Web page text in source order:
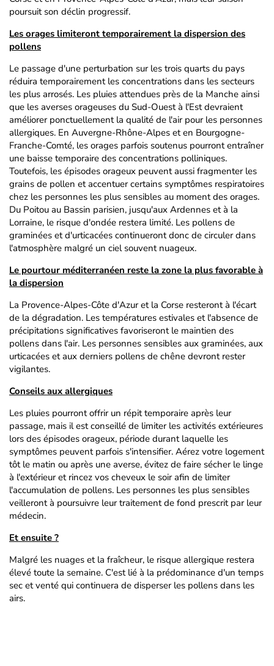
poursuit son déclin progressif.
Les orages limiteront temporairement la dispersion des
pollens
Le passage d'une perturbation sur les trois quarts du pays
réduira temporairement les concentrations dans les secteurs
les plus arrosés. Les pluies attendues près de la Manche ainsi
que les averses orageuses du Sud-Ouest à l'Est devraient
améliorer ponctuellement la qualité de l'air pour les personnes
allergiques. En Auvergne-Rhône-Alpes et en Bourgogne-
Franche-Comté, les orages parfois soutenus pourront entraîner
une baisse temporaire des concentrations polliniques.
Toutefois, les épisodes orageux peuvent aussi fragmenter les
grains de pollen et accentuer certains symptômes respiratoires
chez les personnes les plus sensibles au moment des orages.
Du Poitou au Bassin parisien, jusqu'aux Ardennes et à la
Lorraine, le risque d'ondée restera limité. Les pollens de
graminées et d'urticacées continueront donc de circuler dans
l'atmosphère malgré un ciel souvent nuageux.
Le pourtour méditerranéen reste la zone la plus favorable à
la dispersion
La Provence-Alpes-Côte d'Azur et la Corse resteront à l'écart
de la dégradation. Les températures estivales et l'absence de
précipitations significatives favoriseront le maintien des
pollens dans l'air. Les personnes sensibles aux graminées, aux
urticacées et aux derniers pollens de chêne devront rester
vigilantes.
Conseils aux allergiques
Les pluies pourront offrir un répit temporaire après leur
passage, mais il est conseillé de limiter les activités extérieures
lors des épisodes orageux, période durant laquelle les
symptômes peuvent parfois s'intensifier. Aérez votre logement
tôt le matin ou après une averse, évitez de faire sécher le linge
à l'extérieur et rincez vos cheveux le soir afin de limiter
l'accumulation de pollens. Les personnes les plus sensibles
veilleront à poursuivre leur traitement de fond prescrit par leur
médecin.
Et ensuite ?
Malgré les nuages et la fraîcheur, le risque allergique restera
élevé toute la semaine. C'est lié à la prédominance d'un temps
sec et venté qui continuera de disperser les pollens dans les
airs.